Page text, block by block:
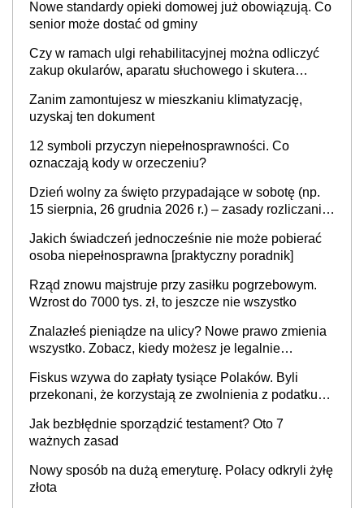
Nowe standardy opieki domowej już obowiązują. Co
senior może dostać od gminy
Czy w ramach ulgi rehabilitacyjnej można odliczyć
zakup okularów, aparatu słuchowego i skutera
Zanim zamontujesz w mieszkaniu klimatyzację,
uzyskaj ten dokument
12 symboli przyczyn niepełnosprawności. Co
oznaczają kody w orzeczeniu?
Dzień wolny za święto przypadające w sobotę (np.
15 sierpnia, 26 grudnia 2026 r.) – zasady rozliczania
i administracja publiczna), najczęstsze pytania
Jakich świadczeń jednocześnie nie może pobierać
osoba niepełnosprawna [praktyczny poradnik]
Rząd znowu majstruje przy zasiłku pogrzebowym.
Wzrost do 7000 tys. zł, to jeszcze nie wszystko
Znalazłeś pieniądze na ulicy? Nowe prawo zmienia
wszystko. Zobacz, kiedy możesz je legalnie
Fiskus wzywa do zapłaty tysiące Polaków. Byli
przekonani, że korzystają ze zwolnienia z podatku
Jak bezbłędnie sporządzić testament? Oto 7
ważnych zasad
Nowy sposób na dużą emeryturę. Polacy odkryli żyłę
złota